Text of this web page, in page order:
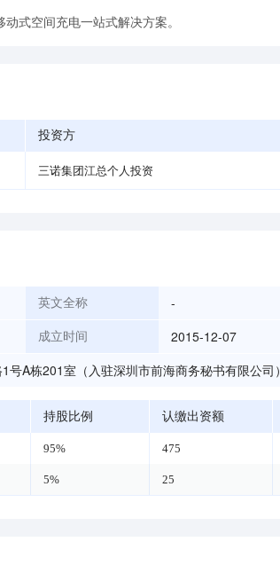
式空间充电一站式解决方案。
投资方
三诺集团江总个人投资
英文全称 -
成立时间 2015-12-07
A栋201室（入驻深圳市前海商务秘书有限公司）
持股比例 认缴出资额
95% 475
5% 25